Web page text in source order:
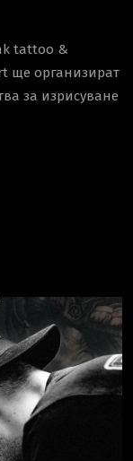
tattoo &
ще организират
за изрисуване